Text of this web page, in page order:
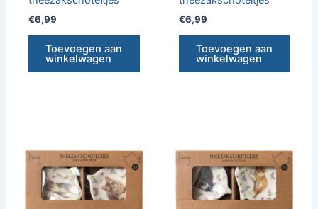
€6,99
Toevoegen aan
winkelwagen
€6,99
Toevoegen aan
winkelwagen